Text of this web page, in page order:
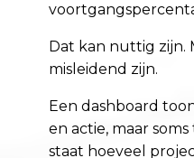
Dat kan nuttig zijn.
misleidend zijn.
Een dashboard
en actie, maar
staat hoeveel